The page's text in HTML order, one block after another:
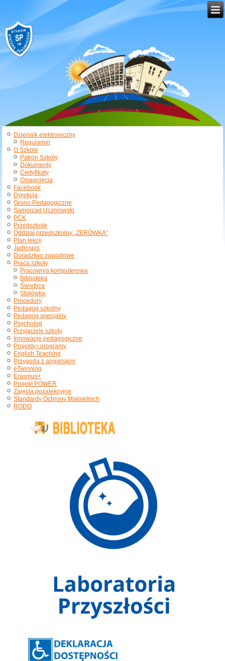
Dziennik elektroniczny
Regulamin
O Szkole
Patron Szkoły
Dokumenty
Certyfikaty
Osiągnięcia
Facebook
Dyrekcja
Grono Pedagogiczne
Samorząd Uczniowski
PCK
Przedszkole
Oddział przedszkolny „ZERÓWKA”
Plan lekcji
Jadłospis
Doradztwo zawodowe
Praca szkoły
Pracownia komputerowa
Biblioteka
Świetlica
Stołówka
Procedury
Pedagog szkolny
Pedagog specjalny
Psycholog
Przyjaciele szkoły
Innowacje pedagogiczne
Projekty i programy
English Teaching
Przygoda z angielskim
eTwinning
Erasmus+
Projekt POWER
Zajęcia pozalekcyjne
Standardy Ochrony Małoletnich
RODO